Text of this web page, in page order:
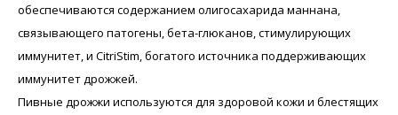
обеспечиваются содержанием олигосахарида маннана,
связывающего патогены, бета-глюканов, стимулирующих
иммунитет, и CitriStim, богатого источника поддерживающих
иммунитет дрожжей.
Пивные дрожжи используются для здоровой кожи и блестящих